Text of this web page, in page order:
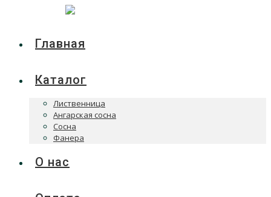
Главная
Каталог
Лиственница
Ангарская сосна
Сосна
Фанера
О нас